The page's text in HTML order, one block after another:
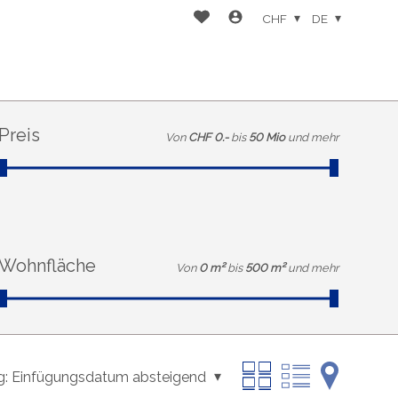
CHF DE
Preis Von CHF 0.- bis 50 Mio und mehr
Von 0 m² bis 500 m² und mehr
Einfügungsdatum absteigend